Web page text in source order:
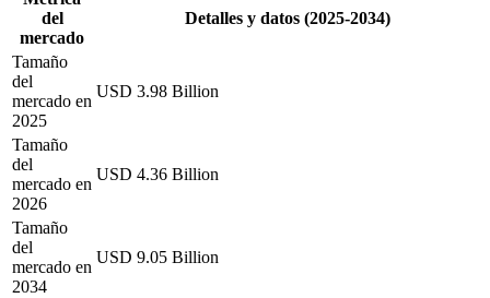
del
mercado
Detalles y datos (2025-2034)
Tamaño
del
mercado en
2025
USD 3.98 Billion
Tamaño
del
mercado en
2026
USD 4.36 Billion
Tamaño
del
mercado en
2034
USD 9.05 Billion